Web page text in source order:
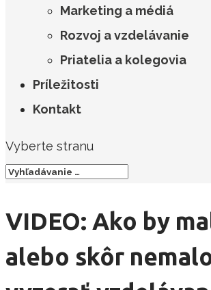
Marketing a médiá
Rozvoj a vzdelávanie
Priatelia a kolegovia
Príležitosti
Kontakt
Vyberte stranu
VIDEO: Ako by
alebo skôr